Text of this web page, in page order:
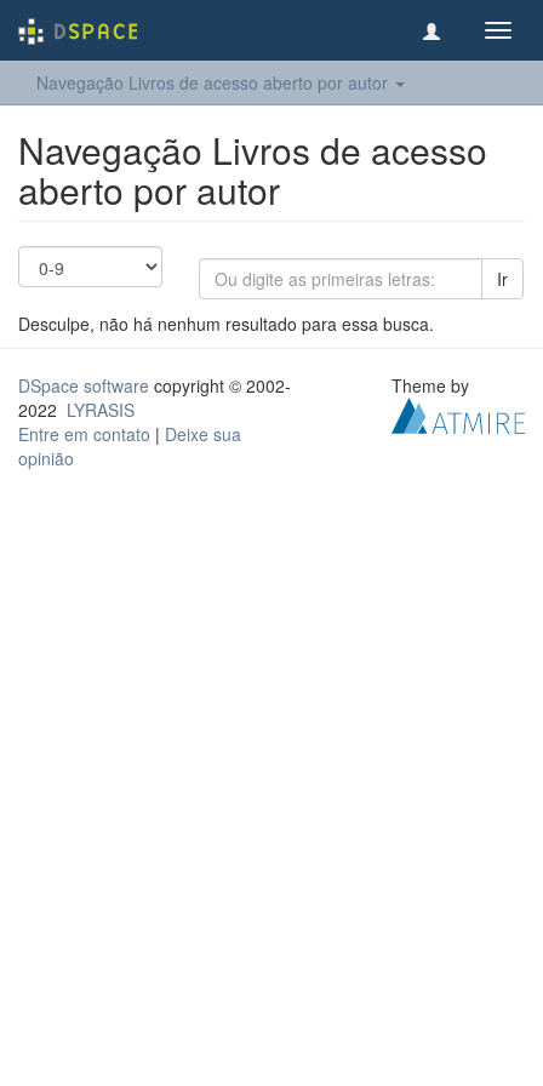
Navegação Livros de acesso aberto por autor
Navegação Livros de acesso
aberto por autor
Ir
Desculpe, não há nenhum resultado para essa busca.
DSpace software copyright © 2002-
2022 LYRASIS
Entre em contato | Deixe sua
opinião
Theme by